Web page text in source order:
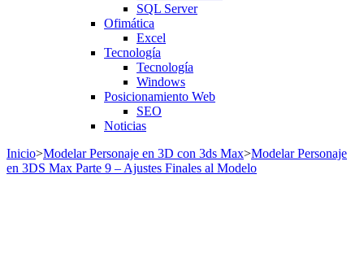
SQL Server
Ofimática
Excel
Tecnología
Tecnología
Windows
Posicionamiento Web
SEO
Noticias
Inicio>Modelar Personaje en 3D con 3ds Max>Modelar Personaje
en 3DS Max Parte 9 – Ajustes Finales al Modelo